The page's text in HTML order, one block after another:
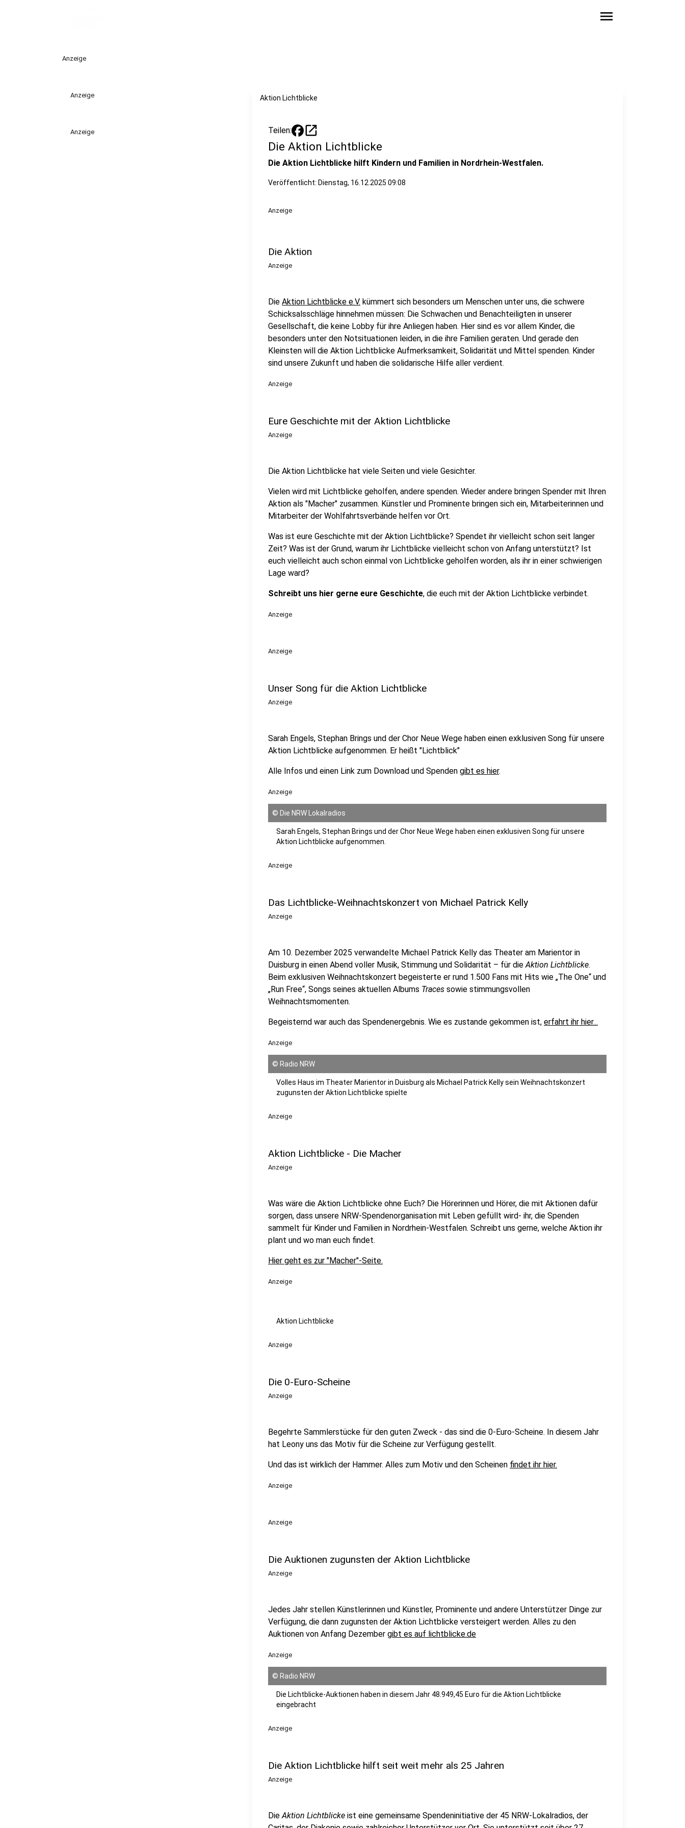
menu
Anzeige
Anzeige
Anzeige
Aktion Lichtblicke
Teilen: open_in_new
Die Aktion Lichtblicke
Die Aktion Lichtblicke hilft Kindern und Familien in Nordrhein-Westfalen.
Veröffentlicht: Dienstag, 16.12.2025 09:08
Anzeige
Die Aktion
Anzeige
Die Aktion Lichtblicke e.V. kümmert sich besonders um Menschen unter uns, die schwere
Schicksalsschläge hinnehmen müssen: Die Schwachen und Benachteiligten in unserer
Gesellschaft, die keine Lobby für ihre Anliegen haben. Hier sind es vor allem Kinder, die
besonders unter den Notsituationen leiden, in die ihre Familien geraten. Und gerade den
Kleinsten will die Aktion Lichtblicke Aufmerksamkeit, Solidarität und Mittel spenden. Kinder
sind unsere Zukunft und haben die solidarische Hilfe aller verdient.
Anzeige
Eure Geschichte mit der Aktion Lichtblicke
Anzeige
Die Aktion Lichtblicke hat viele Seiten und viele Gesichter.
Vielen wird mit Lichtblicke geholfen, andere spenden. Wieder andere bringen Spender mit Ihren
Aktion als "Macher" zusammen. Künstler und Prominente bringen sich ein, Mitarbeiterinnen und
Mitarbeiter der Wohlfahrtsverbände helfen vor Ort.
Was ist eure Geschichte mit der Aktion Lichtblicke? Spendet ihr vielleicht schon seit langer
Zeit? Was ist der Grund, warum ihr Lichtblicke vielleicht schon von Anfang unterstützt? Ist
euch vielleicht auch schon einmal von Lichtblicke geholfen worden, als ihr in einer schwierigen
Lage ward?
Schreibt uns hier gerne eure Geschichte, die euch mit der Aktion Lichtblicke verbindet.
Anzeige
Anzeige
Unser Song für die Aktion Lichtblicke
Anzeige
Sarah Engels, Stephan Brings und der Chor Neue Wege haben einen exklusiven Song für unsere
Aktion Lichtblicke aufgenommen. Er heißt "Lichtblick"
Alle Infos und einen Link zum Download und Spenden gibt es hier.
Anzeige
© Die NRW Lokalradios
Sarah Engels, Stephan Brings und der Chor Neue Wege haben einen exklusiven Song für unsere
Aktion Lichtblicke aufgenommen.
Anzeige
Das Lichtblicke-Weihnachtskonzert von Michael Patrick Kelly
Anzeige
Am 10. Dezember 2025 verwandelte Michael Patrick Kelly das Theater am Marientor in
Duisburg in einen Abend voller Musik, Stimmung und Solidarität – für dieAktion Lichtblicke.
Beim exklusiven Weihnachtskonzert begeisterte er rund 1.500 Fans mit Hits wie „The One“ und
„Run Free“, Songs seines aktuellen Albums Traces sowie stimmungsvollen
Weihnachtsmomenten.
Begeisternd war auch das Spendenergebnis. Wie es zustande gekommen ist, erfahrt ihr hier...
Anzeige
© Radio NRW
Volles Haus im Theater Marientor in Duisburg als Michael Patrick Kelly sein Weihnachtskonzert
zugunsten der Aktion Lichtblicke spielte
Anzeige
Aktion Lichtblicke - Die Macher
Anzeige
Was wäre die Aktion Lichtblicke ohne Euch? Die Hörerinnen und Hörer, die mit Aktionen dafür
sorgen, dass unsere NRW-Spendenorganisation mit Leben gefüllt wird- ihr, die Spenden
sammelt für Kinder und Familien in Nordrhein-Westfalen. Schreibt uns gerne, welche Aktion ihr
plant und wo man euch findet.
Hier geht es zur "Macher"-Seite.
Anzeige
Aktion Lichtblicke
Anzeige
Die 0-Euro-Scheine
Anzeige
Begehrte Sammlerstücke für den guten Zweck - das sind die 0-Euro-Scheine. In diesem Jahr
hat Leony uns das Motiv für die Scheine zur Verfügung gestellt.
Und das ist wirklich der Hammer. Alles zum Motiv und den Scheinen findet ihr hier.
Anzeige
Anzeige
Die Auktionen zugunsten der Aktion Lichtblicke
Anzeige
Jedes Jahr stellen Künstlerinnen und Künstler, Prominente und andere Unterstützer Dinge zur
Verfügung, die dann zugunsten der Aktion Lichtblicke versteigert werden. Alles zu den
Auktionen von Anfang Dezember gibt es auf lichtblicke.de
Anzeige
© Radio NRW
Die Lichtblicke-Auktionen haben in diesem Jahr 48.949,45 Euro für die Aktion Lichtblicke
eingebracht
Anzeige
Die Aktion Lichtblicke hilft seit weit mehr als 25 Jahren
Anzeige
DieAktion Lichtblicke ist eine gemeinsame Spendeninitiative der 45 NRW-Lokalradios, der